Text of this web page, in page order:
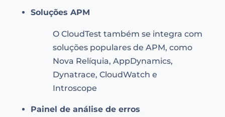
Soluções APM
O CloudTest também se integra com
soluções populares de APM, como
Nova Relíquia, AppDynamics,
Dynatrace, CloudWatch e
Introscope
Painel de análise de erros